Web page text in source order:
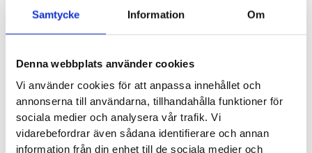
Samtycke Information Om
Denna webbplats använder cookies
Vi använder cookies för att anpassa innehållet och
annonserna till användarna, tillhandahålla funktioner för
sociala medier och analysera vår trafik. Vi
vidarebefordrar även sådana identifierare och annan
information från din enhet till de sociala medier och
Höjd:Häl 31mm – Framfot 31mm
Butiker:Stockholm Hornstull, Stockholm Odengatan,
Stockholm Storgatan, Umeå, Uppsala
ALTRA